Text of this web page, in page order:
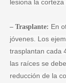
lesiona la corteza
– Trasplante: En
jóvenes. Los
trasplantan cada
las raíces se
reducción de la